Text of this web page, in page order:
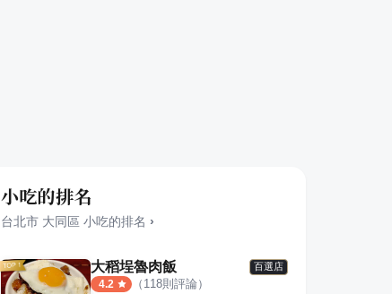
小吃的排名
台北市 大同區 小吃的排名 ›
大稻埕魯肉飯 百選店
4.2 （ 118則評論）